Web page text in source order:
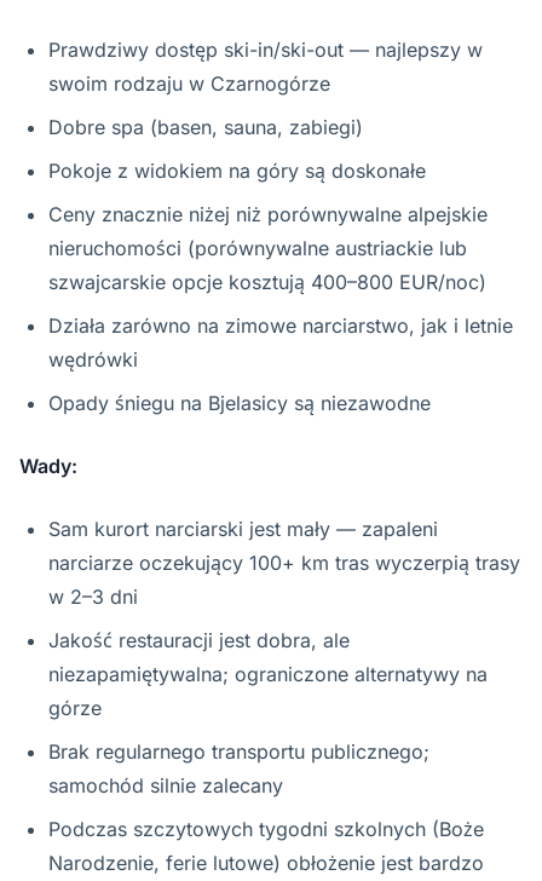
Prawdziwy dostęp ski-in/ski-out — najlepszy w
swoim rodzaju w Czarnogórze
Dobre spa (basen, sauna, zabiegi)
Pokoje z widokiem na góry są doskonałe
Ceny znacznie niżej niż porównywalne alpejskie
nieruchomości (porównywalne austriackie lub
szwajcarskie opcje kosztują 400–800 EUR/noc)
Działa zarówno na zimowe narciarstwo, jak i letnie
wędrówki
Opady śniegu na Bjelasicy są niezawodne
Wady:
Sam kurort narciarski jest mały — zapaleni
narciarze oczekujący 100+ km tras wyczerpią trasy
w 2–3 dni
Jakość restauracji jest dobra, ale
niezapamiętywalna; ograniczone alternatywy na
górze
Brak regularnego transportu publicznego;
samochód silnie zalecany
Podczas szczytowych tygodni szkolnych (Boże
Narodzenie, ferie lutowe) obłożenie jest bardzo